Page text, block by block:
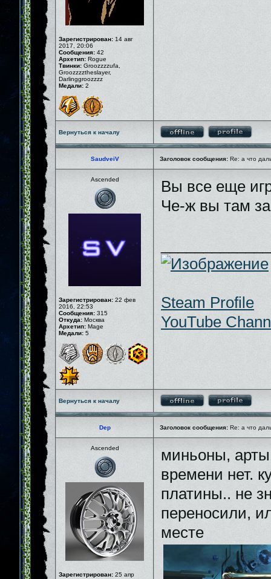
Зарегистрирован: 14 авг
2017, 20:06
Сообщения: 42
Архетип: Rogue
Твинки: Groozzzzufa,
Groozzzztheslayer,
Darlinggroozzzz
Медали: 2
Вернуться к началу
SaudveiV Заголовок сообщения: Re: а что
Ascended
Зарегистрирован: 22 фев
2016, 22:53
Сообщения: 315
Откуда: Москва
Архетип: Mage
Медали: 5
Вы все еще
Че-ж вы там
Steam Profile
YouTube
Вернуться к началу
Dep Заголовок сообщения: Re: а что
Ascended
Зарегистрирован: 25 апр
миньоны,
времени нет.
платины.. не
переносили,
месте